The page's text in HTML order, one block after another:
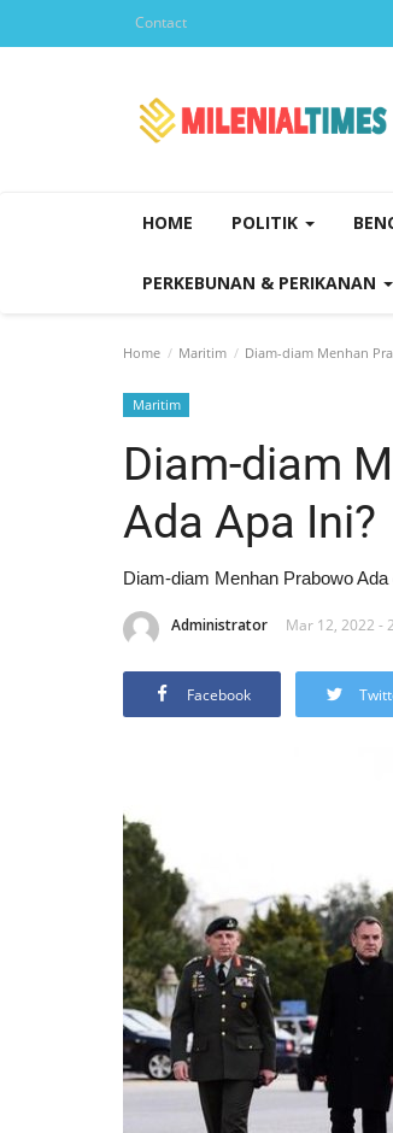
Contact
HOME POLITIK
PERKEBUNAN & PERIKANAN
Home Maritim Diam-diam Menhan
Maritim
Diam-diam
Ada Apa Ini?
Diam-diam Menhan Prabowo Ada
Administrator Mar 12, 2022 -
Facebook